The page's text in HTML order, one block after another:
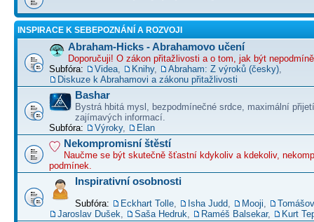
INSPIRACE K SEBEPOZNÁNÍ A ROZVOJI
Abraham-Hicks - Abrahamovo učení
Doporučuji! O zákon přitažlivosti a o tom, jak být
Subfóra:
Videa Knihy, Abraham: Z výroků (česky)
Diskuze k Abrahamovi a zákonu přitažlivosti
Bashar
Bystrá hbitá mysl, bezpodmínečné srdce, maximální
zajímavých informací.
Subfóra:
Výroky, Elan
Nekompromisní štěstí
Naučme se být skutečně šťastní kdykoliv a kdekoliv,
podmínek.
Inspirativní osobnosti
Subfóra: Eckhart Tolle Isha Judd Mooji
Jaroslav Dušek
Saša Hedruk Raméš Balsekar, Kurt